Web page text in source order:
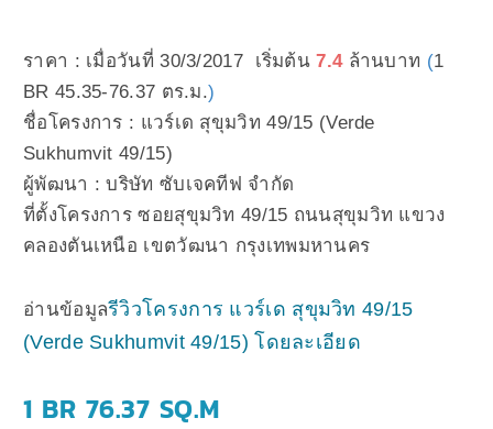
ราคา : เมื่อวันที่ 30/3/2017 เริ่มต้น7.4 ล้านบาท (1
BR 45.35-76.37 ตร.ม.)
ชื่อโครงการ : แวร์เด สุขุมวิท 49/15 (Verde
Sukhumvit 49/15)
ผู้พัฒนา :บริษัท ซับเจคทีฟ จำกัด
ที่ตั้งโครงการ ซอยสุขุมวิท 49/15 ถนนสุขุมวิท แขวง
คลองตันเหนือ เขตวัฒนา กรุงเทพมหานคร
อ่านข้อมูลรีวิวโครงการ แวร์เด สุขุมวิท 49/15
(Verde Sukhumvit 49/15) โดยละเอียด
1 BR 76.37 SQ.M